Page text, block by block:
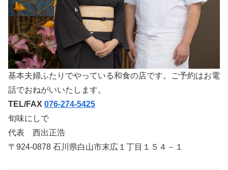
基本夫婦ふたりでやっている和食の店です。ご予約はお電
話でおねがいいたします。
TEL/FAX 076-274-5425
旬味にしで
代表 西出正浩
〒924-0878 石川県白山市末広１丁目１５４－１